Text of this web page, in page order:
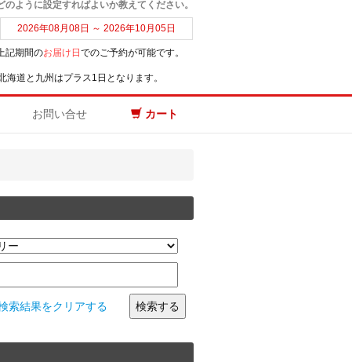
ように設定すればよいか教えてください。
2026年08月08日 ～ 2026年10月05日
記期間のお届け日 でのご予約が可能です。
海道と九州はプラス1日となります。
お問い合せ カート
索結果をクリアする